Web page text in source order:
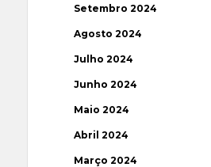
Setembro 2024
Agosto 2024
Julho 2024
Junho 2024
Maio 2024
Abril 2024
Março 2024